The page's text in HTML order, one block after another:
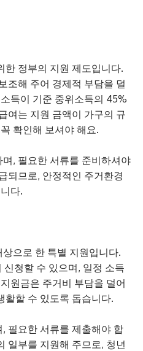
한 정부의 지원 제도입니다.
조해 주어 경제적 부담을 덜
득이 기준 중위소득의 45%
여는 지원 금액이 가구의 규
확인해 보셔야 해요.
, 필요한 서류를 준비하셔야
되므로, 안정적인 주거환경
다.
으로 한 특별 지원입니다.
신청할 수 있으며, 일정 소득
원금은 주거비 부담을 덜어
활할 수 있도록 돕습니다.
필요한 서류를 제출해야 합
일부를 지원해 주므로, 청년